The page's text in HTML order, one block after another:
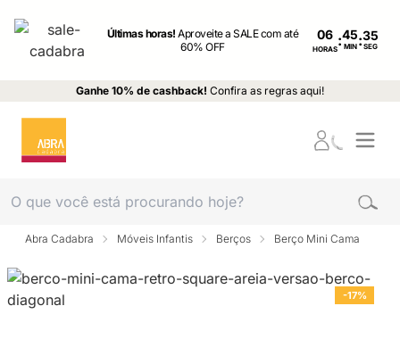
Últimas horas!Aproveite a SALE com até
60% OFF
06
HORAS: MIN : SEG
Ganhe 10% de cashback! Confira as regras aqui!
Abra Cadabra Móveis Infantis Berços Berço Mini Cama
-17%